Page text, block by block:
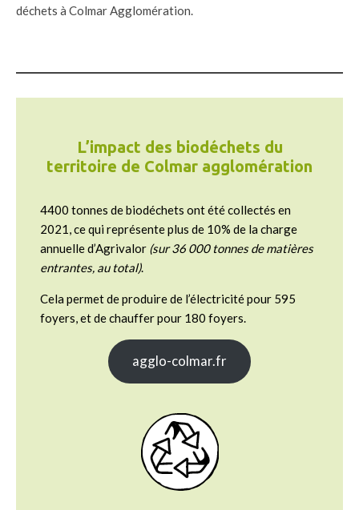
déchets à Colmar Agglomération.
L’impact des biodéchets du
territoire de Colmar agglomération
4400 tonnes de biodéchets ont été collectés en
2021, ce qui représente plus de 10% de la charge
annuelle d’Agrivalor (sur 36 000 tonnes de matières
entrantes, au total).
Cela permet de produire de l’électricité pour 595
foyers, et de chauffer pour 180 foyers.
agglo-colmar.fr